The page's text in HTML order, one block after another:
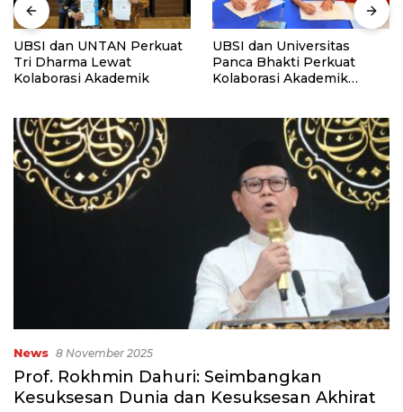
UBSI dan UNTAN Perkuat
Tri Dharma Lewat
Kolaborasi Akademik
UBSI dan Universitas
Panca Bhakti Perkuat
Kolaborasi Akademik
News 8 November 2025
Prof. Rokhmin Dahuri: Seimbangkan
Kesuksesan Dunia dan Kesuksesan Akhirat